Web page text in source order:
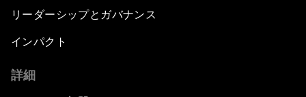
リーダーシップとガバナンス
インパクト
詳細